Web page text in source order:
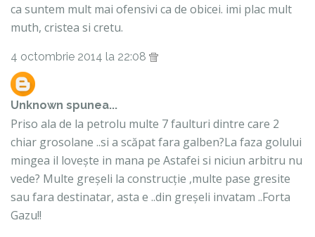
ca suntem mult mai ofensivi ca de obicei. imi plac mult
muth, cristea si cretu.
4 octombrie 2014 la 22:08
Unknown spunea...
Priso ala de la petrolu multe 7 faulturi dintre care 2
chiar grosolane ..si a scăpat fara galben?La faza golului
mingea il lovește in mana pe Astafei si niciun arbitru nu
vede? Multe greșeli la construcție ,multe pase gresite
sau fara destinatar, asta e ..din greșeli invatam ..Forta
Gazu!!